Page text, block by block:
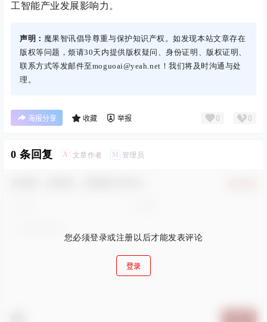
工智能产业发展影响力。
声明： 魔果智讯倡导尊重与保护知识产权。如发现本站文章存在
版权等问题，烦请30天内提供版权疑问、身份证明、版权证明、
联系方式等发邮件至moguoai@yeah.net！我们将及时沟通与处
理。
海报分享 收藏 举报 0 0
0 条回复 A 文章作者 M 管理员
您必须登录或注册以后才能发表评论
登录